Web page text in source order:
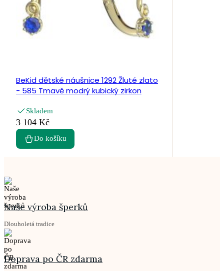
BeKid dětské náušnice 1292 Žluté zlato
- 585 Tmavě modrý kubický zirkon
Skladem
3 104 Kč
Do košíku
Naše výroba šperků
Dlouholetá tradice
Doprava po ČR zdarma